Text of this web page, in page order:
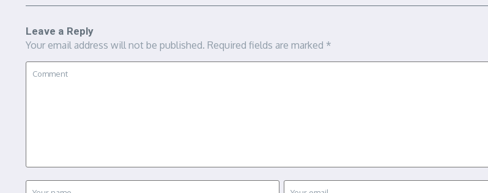
Leave a Reply
Your email address will not be published. Required fields are marked *